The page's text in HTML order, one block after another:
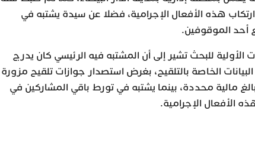
هذه الأفعال الإجرامية، فضلا عن سيدة يشتبه في
أحد الموقوفين.
للبحث تشير إلى أن المشتبه فيه الرئيسي كان يدرج
الخاصة بالتلقيح، بغرض استصدار جوازات تلقيح مزورة
مالية محددة، بينما يشتبه في تورط باقي المشاركين في
الأفعال الإجرامية.